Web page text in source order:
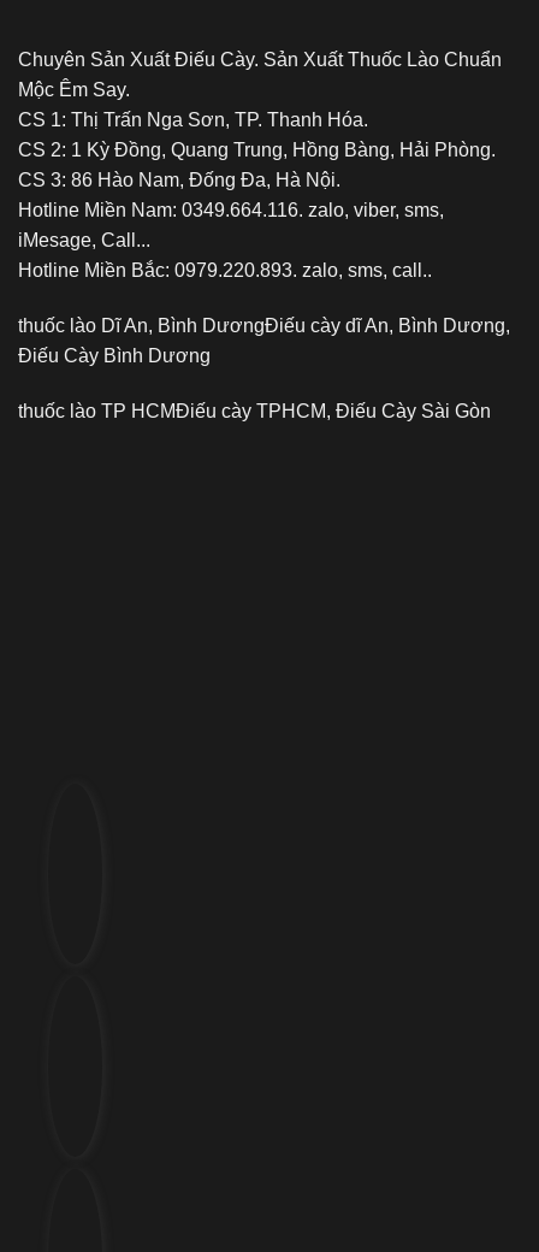
Chuyên Sản Xuất Điếu Cày. Sản Xuất Thuốc Lào Chuẩn
Mộc Êm Say.
CS 1: Thị Trấn Nga Sơn, TP. Thanh Hóa.
CS 2: 1 Kỳ Đồng, Quang Trung, Hồng Bàng, Hải Phòng.
CS 3: 86 Hào Nam, Đống Đa, Hà Nội.
Hotline Miền Nam: 0349.664.116. zalo, viber, sms,
iMesage, Call...
Hotline Miền Bắc: 0979.220.893. zalo, sms, call..
thuốc lào Dĩ An, Bình DươngĐiếu cày dĩ An, Bình Dương,
Điếu Cày Bình Dương
thuốc lào TP HCMĐiếu cày TPHCM, Điếu Cày Sài Gòn